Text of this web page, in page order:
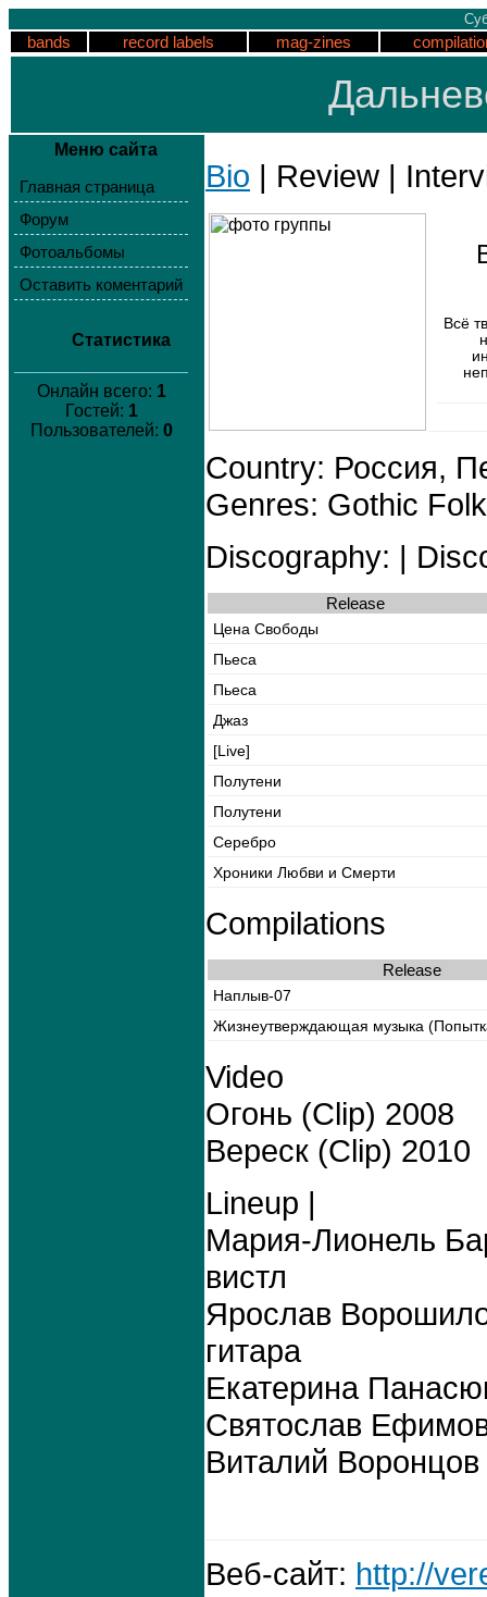
bands record labels mag-zines
Меню сайта
Главная страница
Форум
Фотоальбомы
Оставить коментарий
Статистика
Онлайн всего: 1
Гостей: 1
Пользователей: 0
Bio | Review |
Всё
Country: Россия,
Genres: Gothic
Discography: |
Release
Цена Свободы
Пьеса
Пьеса
Джаз
[Live]
Полутени
Полутени
Серебро
Хроники Любви и Смерти
Compilations
Release
Наплыв-07
Жизнеутверждающая музыка
Video
Огонь (Clip) 2008
Вереск (Clip) 2010
Lineup |
Мария-Лионель
вистл
Ярослав
гитара
Екатерина
Святослав
Виталий
Веб-сайт: http://